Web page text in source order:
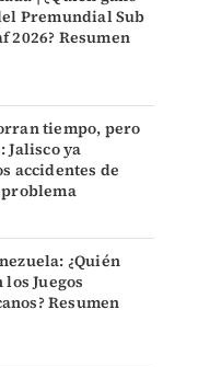
Premundial Sub
2026? Resumen
tiempo, pero
Jalisco ya
accidentes de
¿Quién
Juegos
Resumen